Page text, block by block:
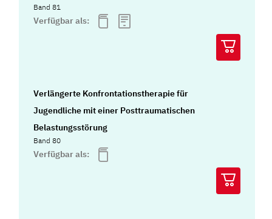
Band 81
Verfügbar als:
Verlängerte Konfrontationstherapie für
Jugendliche mit einer Posttraumatischen
Belastungsstörung
Band 80
Verfügbar als: